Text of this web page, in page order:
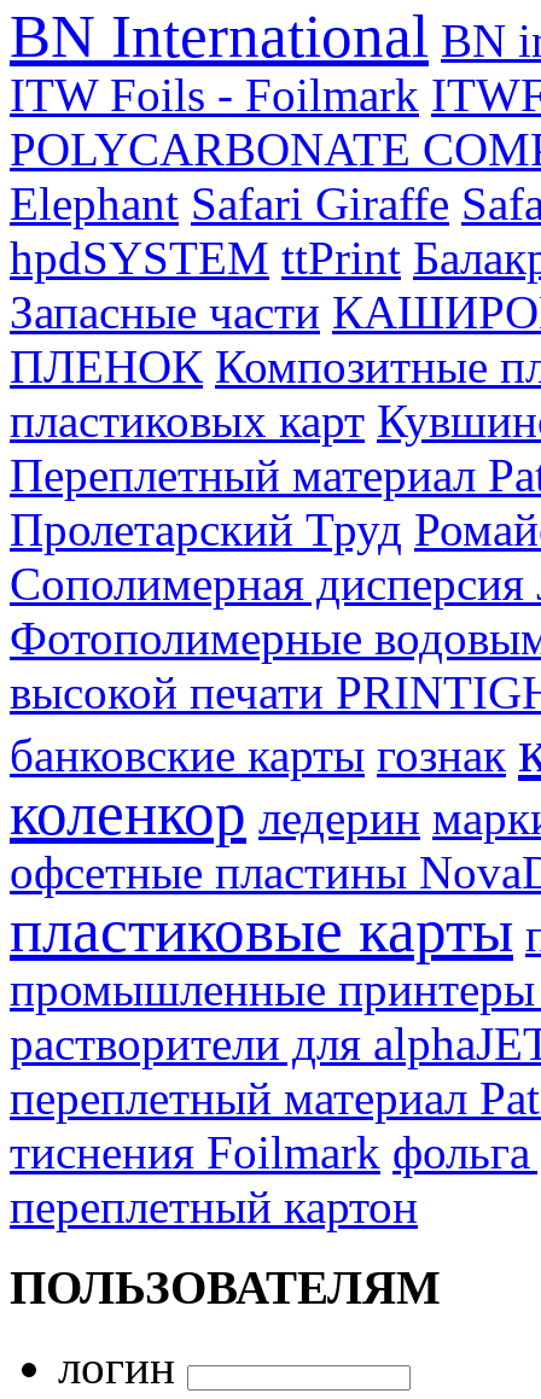
BN International BN
ITW Foils - Foilmark
POLYCARBONATE
Elephant Safari Giraffe
hpdSYSTEM ttPrint
Запасные части
ПЛЕНОК Композитные
пластиковых карт
Переплетный материал
Пролетарский Труд
Сополимерная дисперсия
Фотополимерные
высокой печати
банковские карты гознак
коленкор ледерин
офсетные пластины
пластиковые карты
промышленные принтеры
растворители для
переплетный материал
тиснения Foilmark
переплетный картон
ПОЛЬЗОВАТЕЛЯМ
логин